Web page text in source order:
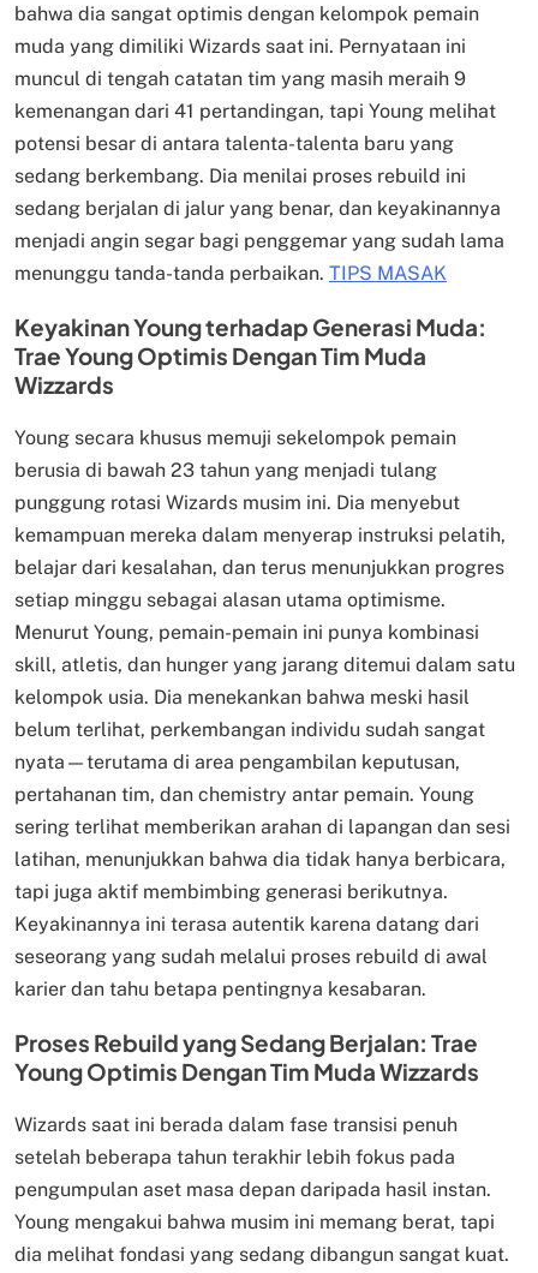
bahwa dia sangat optimis dengan kelompok pemain
muda yang dimiliki Wizards saat ini. Pernyataan ini
muncul di tengah catatan tim yang masih meraih 9
kemenangan dari 41 pertandingan, tapi Young melihat
potensi besar di antara talenta-talenta baru yang
sedang berkembang. Dia menilai proses rebuild ini
sedang berjalan di jalur yang benar, dan keyakinannya
menjadi angin segar bagi penggemar yang sudah lama
menunggu tanda-tanda perbaikan. TIPS MASAK
Keyakinan Young terhadap Generasi Muda:
Trae Young Optimis Dengan Tim Muda
Wizzards
Young secara khusus memuji sekelompok pemain
berusia di bawah 23 tahun yang menjadi tulang
punggung rotasi Wizards musim ini. Dia menyebut
kemampuan mereka dalam menyerap instruksi pelatih,
belajar dari kesalahan, dan terus menunjukkan progres
setiap minggu sebagai alasan utama optimisme.
Menurut Young, pemain-pemain ini punya kombinasi
skill, atletis, dan hunger yang jarang ditemui dalam satu
kelompok usia. Dia menekankan bahwa meski hasil
belum terlihat, perkembangan individu sudah sangat
nyata—terutama di area pengambilan keputusan,
pertahanan tim, dan chemistry antar pemain. Young
sering terlihat memberikan arahan di lapangan dan sesi
latihan, menunjukkan bahwa dia tidak hanya berbicara,
tapi juga aktif membimbing generasi berikutnya.
Keyakinannya ini terasa autentik karena datang dari
seseorang yang sudah melalui proses rebuild di awal
karier dan tahu betapa pentingnya kesabaran.
Proses Rebuild yang Sedang Berjalan: Trae
Young Optimis Dengan Tim Muda Wizzards
Wizards saat ini berada dalam fase transisi penuh
setelah beberapa tahun terakhir lebih fokus pada
pengumpulan aset masa depan daripada hasil instan.
Young mengakui bahwa musim ini memang berat, tapi
dia melihat fondasi yang sedang dibangun sangat kuat.